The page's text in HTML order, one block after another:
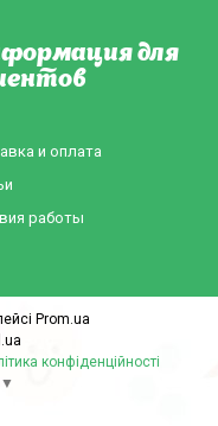
для
и оплата
работы
Prom.ua
конфіденційності
▼